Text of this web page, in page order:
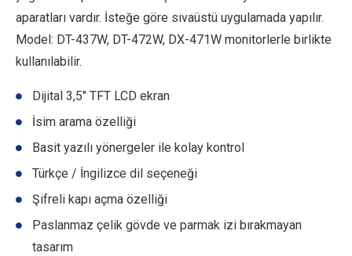
aparatları vardır. İsteğe göre sıvaüstü uygulamada yapılır.
Model: DT-437W, DT-472W, DX-471W monitorlerle birlikte
kullanılabilir.
Dijital 3,5″ TFT LCD ekran
İsim arama özelliği
Basit yazılı yönergeler ile kolay kontrol
Türkçe / İngilizce dil seçeneği
Şifreli kapı açma özelliği
Paslanmaz çelik gövde ve parmak izi bırakmayan
tasarım